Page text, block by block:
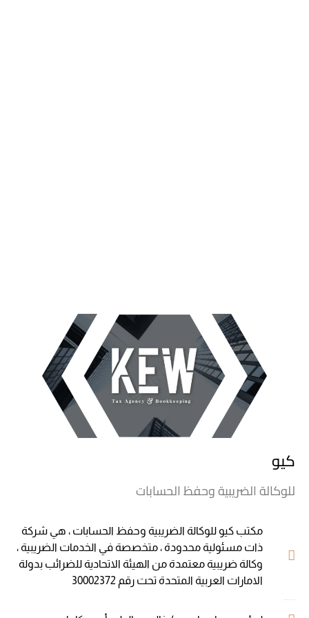
كيو
للوكالة الضريبية وحفظ الحسابات
مكتب كيو للوكالة الضريبية وحفظ الحسابات ، هي شركة
ذات مسئولية محدودة ، متخصصة في الخدمات الضريبية ،
وكالة ضريبية معتمدة من الهيئة الاتحادية للضرائب بدولة
الامارات العربية المتحدة تحت رقم 30002372